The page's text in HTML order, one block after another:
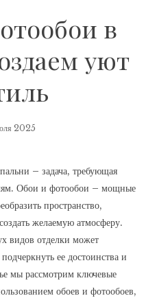
в
уют
2025
– задача, требующая
Обои и фотообои – мощные
пространство,
желаемую атмосферу.
видов отделки может
ее достоинства и
мы рассмотрим ключевые
обоев и фотообоев,